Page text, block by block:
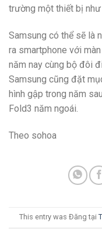
trường một thiết bị như
Samsung có thể sẽ là
ra smartphone với
năm nay cùng bộ đôi
Samsung cũng đặt
hình gập trong năm
Fold3 năm ngoái.
Theo sohoa
This entry was Đăng tại